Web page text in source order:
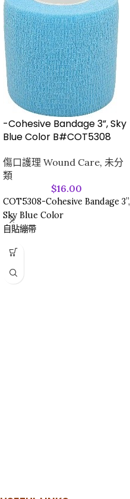
-Cohesive Bandage 3”, Sky
Blue Color B#COT5308
傷口護理 Wound Care, 未分
類
$16.00
COT5308-Cohesive Bandage 3”,
Sky Blue Color
自貼繃帶